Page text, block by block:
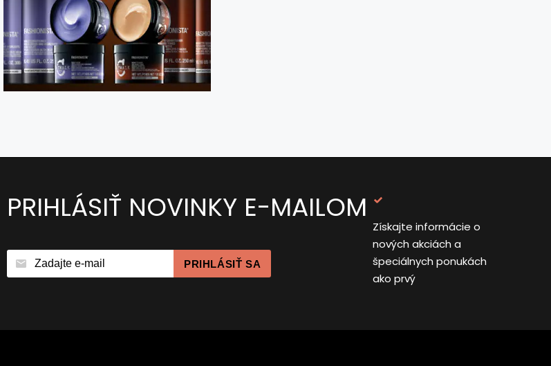
PRIHLÁSIŤ NOVINKY E-MAILOM
PRIHLÁSIŤ SA
Získajte informácie o
nových akciách a
špeciálnych ponukách
ako prvý